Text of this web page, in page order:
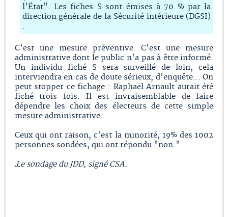
l'État". Les fiches S sont émises à 70 % par la
direction générale de la Sécurité intérieure (DGSI)
.
C'est une mesure préventive. C'est une mesure
administrative dont le public n'a pas à être informé.
Un individu fiché S sera surveillé de loin, cela
interviendra en cas de doute sérieux, d'enquête... On
peut stopper ce fichage : Raphaël Arnault aurait été
fiché trois fois. Il est invraisemblable de faire
dépendre les choix des électeurs de cette simple
mesure administrative.
Ceux qui ont raison, c'est la minorité, 19% des 1002
personnes sondées, qui ont répondu "non."
Le sondage du JDD, signé CSA.